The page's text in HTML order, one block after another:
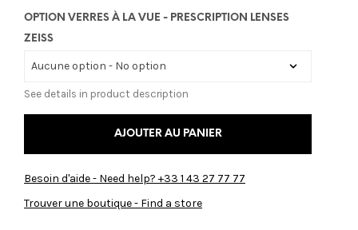
OPTION VERRES À LA VUE - PRESCRIPTION LENSES
ZEISS
See details in product description
AJOUTER AU PANIER
Besoin d'aide - Need help? +33 1 43 27 77 77
Trouver une boutique - Find a store